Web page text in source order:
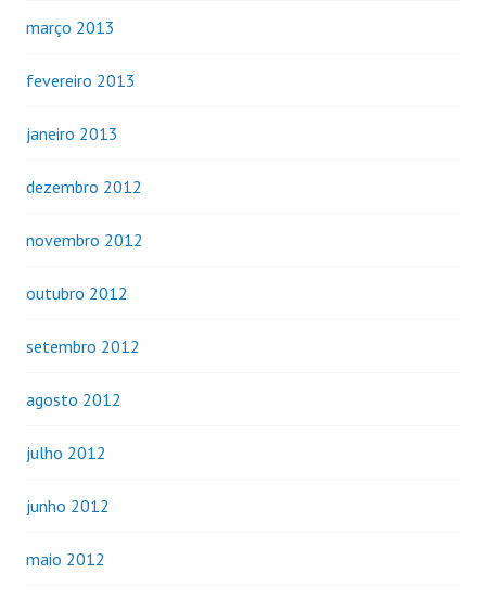
março 2013
fevereiro 2013
janeiro 2013
dezembro 2012
novembro 2012
outubro 2012
setembro 2012
agosto 2012
julho 2012
junho 2012
maio 2012